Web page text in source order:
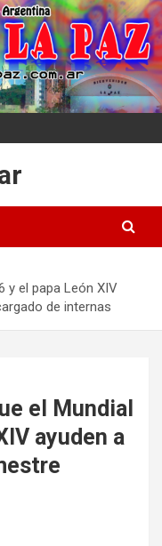
y el papa León XIV
de internas
el Mundial
ayuden a